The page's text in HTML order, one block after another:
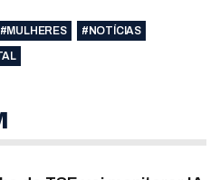
#MULHERES
#NOTÍCIAS